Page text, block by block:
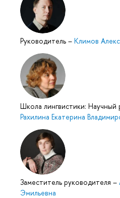
Руководитель – Климов
Школа лингвистики: Научный
Рахилина Екатерина
Заместитель руководителя –
Эмильевна